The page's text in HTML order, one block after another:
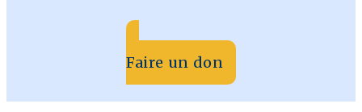
Faire un don